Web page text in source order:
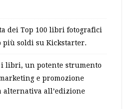
dei Top 100 libri fotografici
più soldi su Kickstarter.
libri, un potente strumento
e promozione
alternativa all’edizione